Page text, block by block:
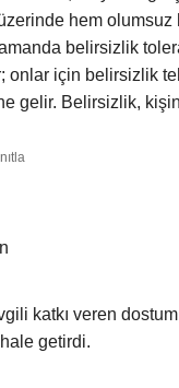
hem
belirsizlik
onlar için belirsizlik
gelir. Belirsizlik,
katkı veren
hale getirdi.